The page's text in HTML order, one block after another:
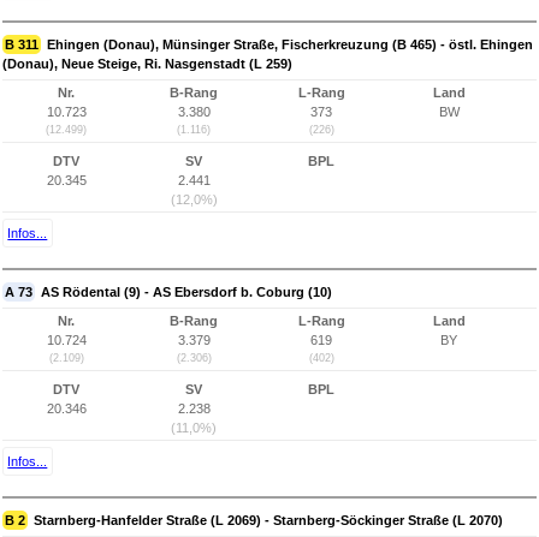
B 311 Ehingen (Donau), Münsinger Straße, Fischerkreuzung (B 465) - östl. Ehingen
(Donau), Neue Steige, Ri. Nasgenstadt (L 259)
Nr.
10.723
(12.499)
B-Rang
3.380
(1.116)
L-Rang
373
(226)
Land
BW
DTV
20.345
SV
2.441
(12,0%)
BPL
Infos...
A 73 AS Rödental (9) - AS Ebersdorf b. Coburg (10)
Nr.
10.724
(2.109)
B-Rang
3.379
(2.306)
L-Rang
619
(402)
Land
BY
DTV
20.346
SV
2.238
(11,0%)
BPL
Infos...
B 2 Starnberg-Hanfelder Straße (L 2069) - Starnberg-Söckinger Straße (L 2070)